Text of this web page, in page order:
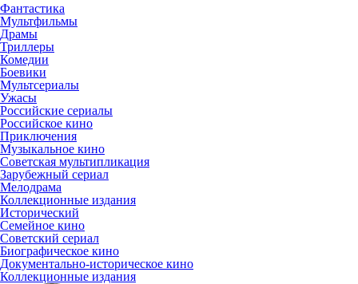
Фантастика
Мультфильмы
Драмы
Триллеры
Комедии
Боевики
Мультсериалы
Ужасы
Российские сериалы
Российское кино
Приключения
Музыкальное кино
Советская мультипликация
Зарубежный сериал
Мелодрама
Коллекционные издания
Исторический
Семейное кино
Советский сериал
Биографическое кино
Документально-историческое кино
Коллекционные издания